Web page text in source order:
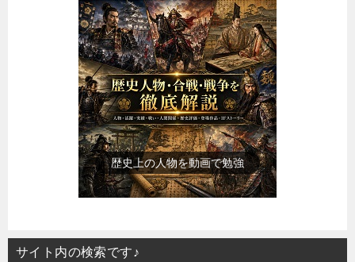
『食品』（楽天市場）
サイト内の検索です♪